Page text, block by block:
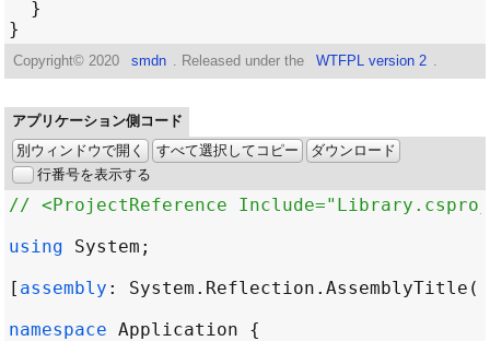
Copyright© 2020 smdn . Released under the WTFPL version 2 .
アプリケーション側コード
別ウィンドウで開く
すべて選択してコピー
ダウンロード
行番号を表示する
// <ProjectReference
using
System
[ assembly : System . Reflection . AssemblyTitle (
namespace Application